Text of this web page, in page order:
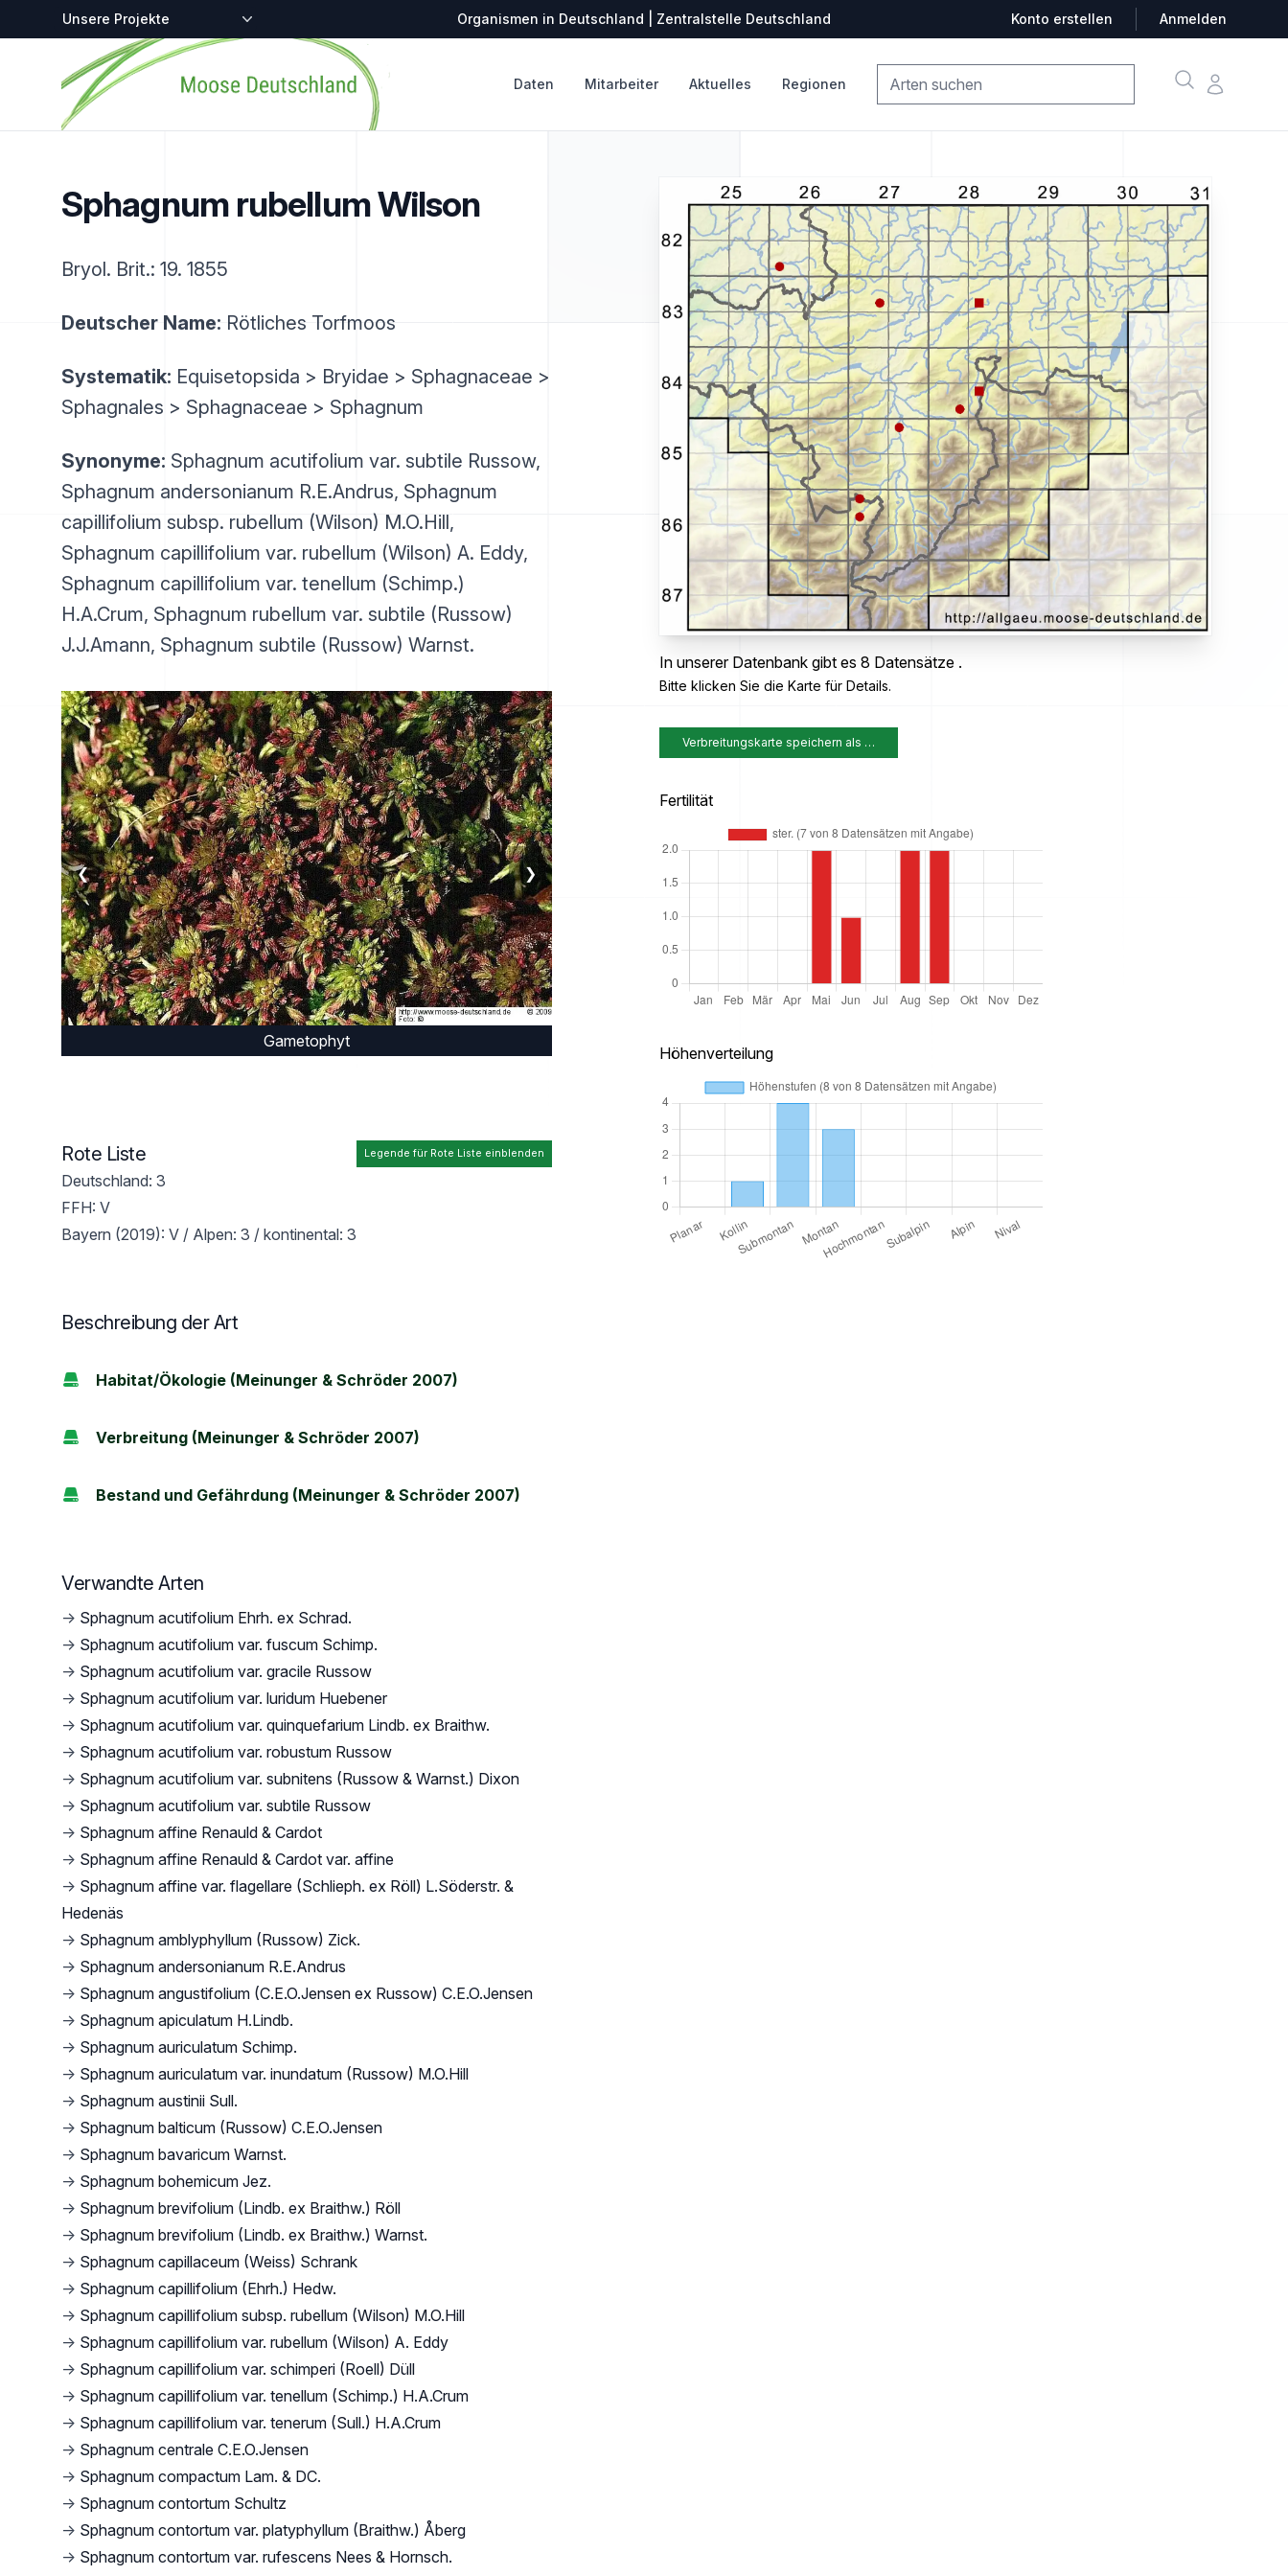
Zentralstellen-Projekte Organismen in Deutschland | Zentralstelle Deutschland Konto erstellen Anmelden
Startseite
Daten Mitarbeiter Aktuelles Regionen SucheKonto
Sphagnum rubellum Wilson
Bryol. Brit.: 19. 1855
Deutscher Name: Rötliches Torfmoos
Systematik: Equisetopsida > Bryidae > Sphagnaceae >
Sphagnales > Sphagnaceae > Sphagnum
Synonyme: Sphagnum acutifolium var. subtile Russow,
Sphagnum andersonianum R.E.Andrus, Sphagnum
capillifolium subsp. rubellum (Wilson) M.O.Hill,
Sphagnum capillifolium var. rubellum (Wilson) A. Eddy,
Sphagnum capillifolium var. tenellum (Schimp.)
H.A.Crum, Sphagnum rubellum var. subtile (Russow)
J.J.Amann, Sphagnum subtile (Russow) Warnst.
Gametophyt
❮ ❯
In unserer Datenbank gibt es 8 Datensätze .
Bitte klicken Sie die Karte für Details.
Verbreitungskarte speichern als …
Fertilität
Höhenverteilung
Legende für Rote Liste einblenden
Rote Liste
Deutschland: 3
FFH: V
Bayern (2019): V / Alpen: 3 / kontinental: 3
Beschreibung der Art
Habitat/Ökologie (Meinunger & Schröder 2007)
Verbreitung (Meinunger & Schröder 2007)
Bestand und Gefährdung (Meinunger & Schröder 2007)
Verwandte Arten
→ Sphagnum acutifolium Ehrh. ex Schrad.
→ Sphagnum acutifolium var. fuscum Schimp.
→ Sphagnum acutifolium var. gracile Russow
→ Sphagnum acutifolium var. luridum Huebener
→ Sphagnum acutifolium var. quinquefarium Lindb. ex Braithw.
→ Sphagnum acutifolium var. robustum Russow
→ Sphagnum acutifolium var. subnitens (Russow & Warnst.) Dixon
→ Sphagnum acutifolium var. subtile Russow
→ Sphagnum affine Renauld & Cardot
→ Sphagnum affine Renauld & Cardot var. affine
→ Sphagnum affine var. flagellare (Schlieph. ex Röll) L.Söderstr. &
Hedenäs
→ Sphagnum amblyphyllum (Russow) Zick.
→ Sphagnum andersonianum R.E.Andrus
→ Sphagnum angustifolium (C.E.O.Jensen ex Russow) C.E.O.Jensen
→ Sphagnum apiculatum H.Lindb.
→ Sphagnum auriculatum Schimp.
→ Sphagnum auriculatum var. inundatum (Russow) M.O.Hill
→ Sphagnum austinii Sull.
→ Sphagnum balticum (Russow) C.E.O.Jensen
→ Sphagnum bavaricum Warnst.
→ Sphagnum bohemicum Jez.
→ Sphagnum brevifolium (Lindb. ex Braithw.) Röll
→ Sphagnum brevifolium (Lindb. ex Braithw.) Warnst.
→ Sphagnum capillaceum (Weiss) Schrank
→ Sphagnum capillifolium (Ehrh.) Hedw.
→ Sphagnum capillifolium subsp. rubellum (Wilson) M.O.Hill
→ Sphagnum capillifolium var. rubellum (Wilson) A. Eddy
→ Sphagnum capillifolium var. schimperi (Roell) Düll
→ Sphagnum capillifolium var. tenellum (Schimp.) H.A.Crum
→ Sphagnum capillifolium var. tenerum (Sull.) H.A.Crum
→ Sphagnum centrale C.E.O.Jensen
→ Sphagnum compactum Lam. & DC.
→ Sphagnum contortum Schultz
→ Sphagnum contortum var. platyphyllum (Braithw.) Åberg
→ Sphagnum contortum var. rufescens Nees & Hornsch.